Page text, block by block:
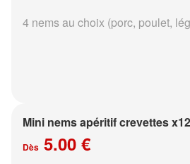
4 nems au choix (porc, poulet,
Mini nems apéritif crevettes x12
Dès 5.00 €